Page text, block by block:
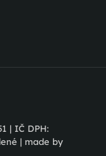
| IČ DPH:
| made by